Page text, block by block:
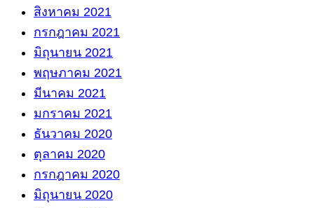
สิงหาคม 2021
กรกฎาคม 2021
มิถุนายน 2021
พฤษภาคม 2021
มีนาคม 2021
มกราคม 2021
ธันวาคม 2020
ตุลาคม 2020
กรกฎาคม 2020
มิถุนายน 2020